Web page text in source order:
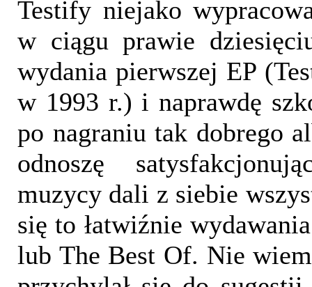
Testify niejako
w ciągu prawie
wydania pierwszej EP
w 1993 r.) i naprawdę
po nagraniu tak dobrego
odnoszę
muzycy dali z siebie
się to łatwiźnie
lub The Best Of. Nie